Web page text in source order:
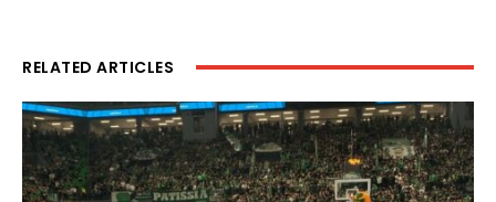
RELATED ARTICLES